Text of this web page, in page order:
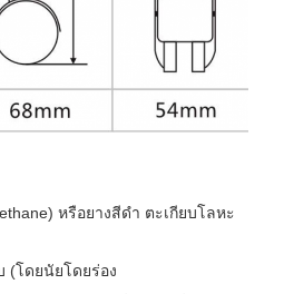
หรือยางสีดำ ตะเกียบโลหะ
(โดยนัยโดยร่อง